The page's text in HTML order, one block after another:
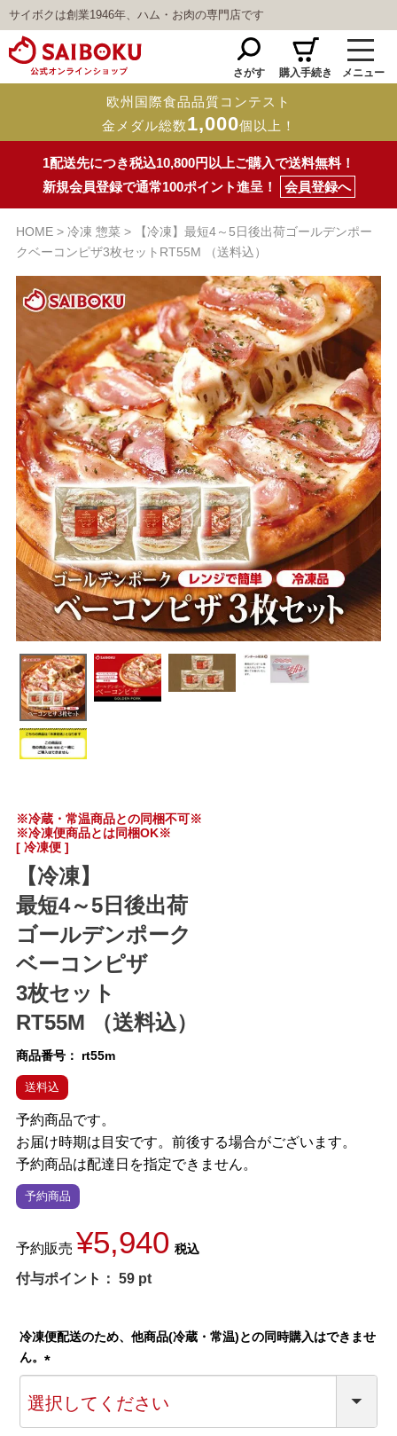
サイボクは創業1946年、ハム・お肉の専門店です
さがす 購入手続き メニュー
欧州国際食品品質コンテスト
金メダル総数1,000個以上！
1配送先につき税込10,800円以上ご購入で送料無料！
新規会員登録で通常100ポイント進呈！
会員登録へ
HOME 冷凍 惣菜
【冷凍】最短4～5日後出荷ゴールデンポー
クベーコンピザ3枚セットRT55M （送料込）
※冷蔵・常温商品との同梱不可※
※冷凍便商品とは同梱OK※
[ 冷凍便 ]
【冷凍】
最短4～5日後出荷
ゴールデンポーク
ベーコンピザ
3枚セット
RT55M （送料込）
商品番号 rt55m
送料込
予約商品です。
お届け時期は目安です。前後する場合がございます。
予約商品は配達日を指定できません。
予約商品
予約販売 ¥5,940 税込
付与ポイント： 59 pt
冷凍便配送のため、他商品(冷蔵・常温)との同時購入はできませ
ん。
必